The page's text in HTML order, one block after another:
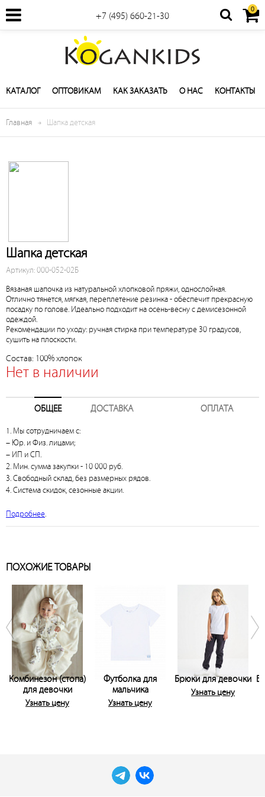
+7 (495) 660-21-30
0
КАТАЛОГ ОПТОВИКАМ КАК ЗАКАЗАТЬ О НАС КОНТАКТЫ
Главная Шапка детская
Шапка детская
Артикул: 000-052-02Б
Вязаная шапочка из натуральной хлопковой пряжи, однослойная.
Отлично тянется, мягкая, переплетение резинка - обеспечит прекрасную
посадку по голове. Идеально подходит на осень-весну с демисезонной
одеждой.
Рекомендации по уходу: ручная стирка при температуре 30 градусов,
сушить на плоскости.
Состав: 100% хлопок
Нет в наличии
ОБЩЕЕ ДОСТАВКА ОПЛАТА
1. Мы сотрудничаем с:
– Юр. и Физ. лицами;
– ИП и СП.
2. Мин. сумма закупки - 10 000 руб.
3. Свободный склад, без размерных рядов.
4. Система скидок, сезонные акции.
Подробнее.
ПОХОЖИЕ ТОВАРЫ
Комбинезон (стопа)
для девочки
Узнать цену
Футболка для
мальчика
Узнать цену
Брюки для девочки
Узнать цену